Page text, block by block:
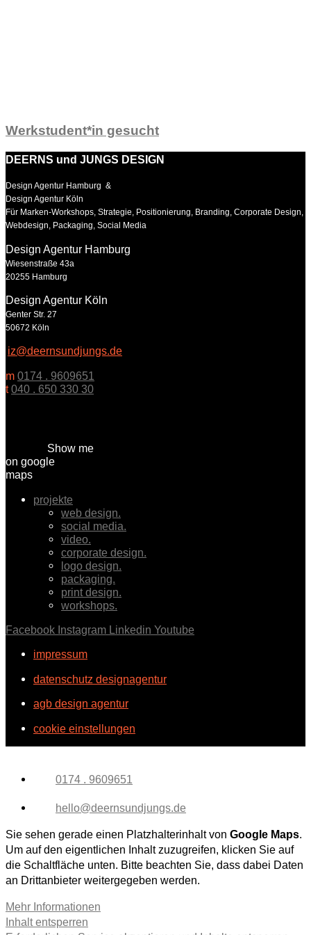
Werkstudent*in gesucht
DEERNS und JUNGS DESIGN
Design Agentur Hamburg &
Design Agentur Köln
Für Marken-Workshops, Strategie, Positionierung, Branding, Corporate Design,
Webdesign, Packaging, Social Media
Design Agentur Hamburg
Wiesenstraße 43a
20255 Hamburg
Design Agentur Köln
Genter Str. 27
50672 Köln
iz@deernsundjungs.de
m 0174 . 9609651
t 040 . 650 330 30
Show me
on google
maps
projekte
web design.
social media.
video.
corporate design.
logo design.
packaging.
print design.
workshops.
Facebook Instagram Linkedin Youtube
impressum
datenschutz designagentur
agb design agentur
cookie einstellungen
0174 . 9609651
hello@deernsundjungs.de
Sie sehen gerade einen Platzhalterinhalt von Google Maps.
Um auf den eigentlichen Inhalt zuzugreifen, klicken Sie auf
die Schaltfläche unten. Bitte beachten Sie, dass dabei Daten
an Drittanbieter weitergegeben werden.
Mehr Informationen
Inhalt entsperren